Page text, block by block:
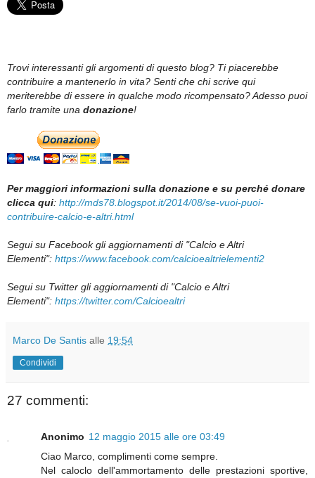
Trovi interessanti gli argomenti di questo blog? Ti piacerebbe
contribuire a mantenerlo in vita? Senti che chi scrive qui
meriterebbe di essere in qualche modo ricompensato? Adesso puoi
farlo tramite una donazione!
Per maggiori informazioni sulla donazione e su perché donare
clicca qui: http://mds78.blogspot.it/2014/08/se-vuoi-puoi-
contribuire-calcio-e-altri.html
Segui su Facebook gli aggiornamenti di "Calcio e Altri
Elementi": https://www.facebook.com/calcioealtrielementi2
Segui su Twitter gli aggiornamenti di "Calcio e Altri
Elementi": https://twitter.com/Calcioealtri
Marco De Santis alle 19:54
Condividi
27 commenti:
Anonimo 12 maggio 2015 alle ore 03:49
Ciao Marco, complimenti come sempre.
Nel caloclo dell'ammortamento delle prestazioni sportive,